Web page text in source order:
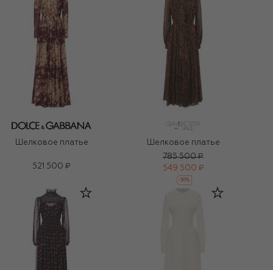
Шелковое платье
521 500 ₽
Шелковое платье
785 500 ₽
549 500 ₽
-30%